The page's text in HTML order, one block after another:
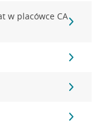
w placówce CA